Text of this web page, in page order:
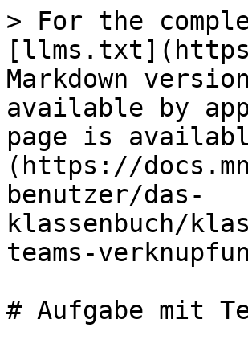
> For the
Markdown
available by
page is
(https://
benutzer/das-
klassenbuch/
teams-
# Aufgabe mit